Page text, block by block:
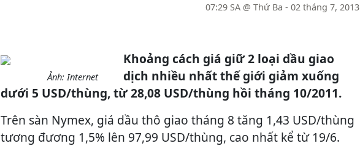
07:29 SA @ Thứ Ba - 02 tháng 7, 2013
Ảnh: Internet
Khoảng cách giá giữ 2 loại dầu giao
dịch nhiều nhất thế giới giảm xuống
dưới 5 USD/thùng, từ 28,08 USD/thùng hồi tháng 10/2011.
Trên sàn Nymex, giá dầu thô giao tháng 8 tăng 1,43 USD/thùng
tương đương 1,5% lên 97,99 USD/thùng, cao nhất kể từ 19/6.